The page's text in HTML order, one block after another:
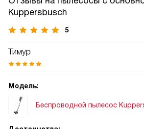
Kuppersbusch
5
Тимур
Модель:
Беспроводной пылесос